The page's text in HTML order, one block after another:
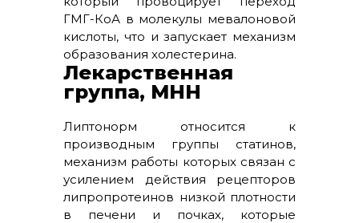
ГМГ-КоА в молекулы мевалоновой
кислоты, что и запускает механизм
образования холестерина.
Лекарственная
группа, МНН
Липтонорм относится к
производным группы статинов,
механизм работы которых связан с
усилением действия рецепторов
липропротеинов низкой плотности
в печени и почках, которые